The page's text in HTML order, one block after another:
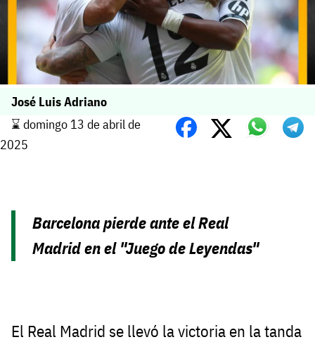
José Luis Adriano
⌛️ domingo 13 de abril de
2025
Barcelona pierde ante el Real
Madrid en el "Juego de Leyendas"
El Real Madrid se llevó la victoria en la tanda